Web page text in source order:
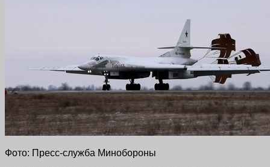
Фото: Пресс-служба Минобороны